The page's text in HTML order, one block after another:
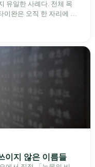
유일한 사례다. 전체 목
이완은 오직 한 자리에 불
원 4명이 《타이완을 위
국 스스로가 입법을 통해
년간 원격 조종 장난감
두 번째 공장을 건설할
이지 않은 이름들